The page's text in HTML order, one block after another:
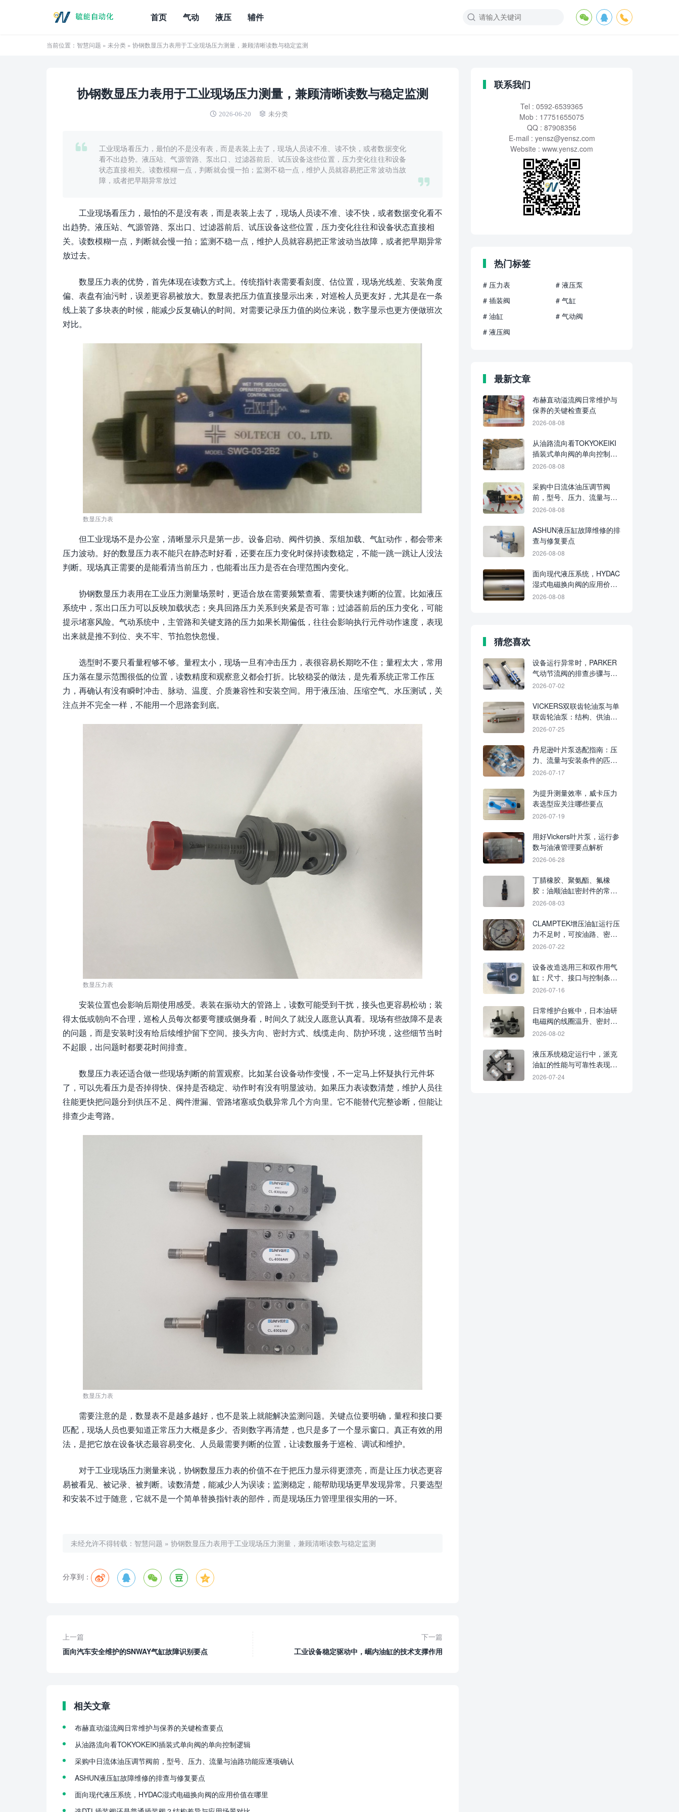
首页 气动 液压 辅件
当前位置： 智慧问题 » 未分类 » 协钢数显压力表用于工业现场压力测量，兼顾清晰读数与稳定监测
协钢数显压力表用于工业现场压力测量，兼顾清晰读数与稳定监测
2026-06-20 未分类
工业现场看压力，最怕的不是没有表，而是表装上去了，现场人员读不准、读不快，或者数据变化
看不出趋势。液压站、气源管路、泵出口、过滤器前后、试压设备这些位置，压力变化往往和设备
状态直接相关。读数模糊一点，判断就会慢一拍；监测不稳一点，维护人员就容易把正常波动当故
障，或者把早期异常放过
工业现场看压力，最怕的不是没有表，而是表装上去了，现场人员读不准、读不快，或者数据变化看不
出趋势。液压站、气源管路、泵出口、过滤器前后、试压设备这些位置，压力变化往往和设备状态直接相
关。读数模糊一点，判断就会慢一拍；监测不稳一点，维护人员就容易把正常波动当故障，或者把早期异常
放过去。
数显压力表的优势，首先体现在读数方式上。传统指针表需要看刻度、估位置，现场光线差、安装角度
偏、表盘有油污时，误差更容易被放大。数显表把压力值直接显示出来，对巡检人员更友好，尤其是在一条
线上装了多块表的时候，能减少反复确认的时间。对需要记录压力值的岗位来说，数字显示也更方便做班次
对比。
数显压力表
但工业现场不是办公室，清晰显示只是第一步。设备启动、阀件切换、泵组加载、气缸动作，都会带来
压力波动。好的数显压力表不能只在静态时好看，还要在压力变化时保持读数稳定，不能一跳一跳让人没法
判断。现场真正需要的是能看清当前压力，也能看出压力是否在合理范围内变化。
协钢数显压力表用在工业压力测量场景时，更适合放在需要频繁查看、需要快速判断的位置。比如液压
系统中，泵出口压力可以反映加载状态；夹具回路压力关系到夹紧是否可靠；过滤器前后的压力变化，可能
提示堵塞风险。气动系统中，主管路和关键支路的压力如果长期偏低，往往会影响执行元件动作速度，表现
出来就是推不到位、夹不牢、节拍忽快忽慢。
选型时不要只看量程够不够。量程太小，现场一旦有冲击压力，表很容易长期吃不住；量程太大，常用
压力落在显示范围很低的位置，读数精度和观察意义都会打折。比较稳妥的做法，是先看系统正常工作压
力，再确认有没有瞬时冲击、脉动、温度、介质兼容性和安装空间。用于液压油、压缩空气、水压测试，关
注点并不完全一样，不能用一个思路套到底。
数显压力表
安装位置也会影响后期使用感受。表装在振动大的管路上，读数可能受到干扰，接头也更容易松动；装
得太低或朝向不合理，巡检人员每次都要弯腰或侧身看，时间久了就没人愿意认真看。现场有些故障不是表
的问题，而是安装时没有给后续维护留下空间。接头方向、密封方式、线缆走向、防护环境，这些细节当时
不起眼，出问题时都要花时间排查。
数显压力表还适合做一些现场判断的前置观察。比如某台设备动作变慢，不一定马上怀疑执行元件坏
了，可以先看压力是否掉得快、保持是否稳定、动作时有没有明显波动。如果压力表读数清楚，维护人员往
往能更快把问题分到供压不足、阀件泄漏、管路堵塞或负载异常几个方向里。它不能替代完整诊断，但能让
排查少走弯路。
数显压力表
需要注意的是，数显表不是越多越好，也不是装上就能解决监测问题。关键点位要明确，量程和接口要
匹配，现场人员也要知道正常压力大概是多少。否则数字再清楚，也只是多了一个显示窗口。真正有效的用
法，是把它放在设备状态最容易变化、人员最需要判断的位置，让读数服务于巡检、调试和维护。
对于工业现场压力测量来说，协钢数显压力表的价值不在于把压力显示得更漂亮，而是让压力状态更容
易被看见、被记录、被判断。读数清楚，能减少人为误读；监测稳定，能帮助现场更早发现异常。只要选型
和安装不过于随意，它就不是一个简单替换指针表的部件，而是现场压力管理里很实用的一环。
未经允许不得转载： 智慧问题 » 协钢数显压力表用于工业现场压力测量，兼顾清晰读数与稳定监测
分享到：
上一篇
面向汽车安全维护的SNWAY气缸故障识别要点
下一篇
工业设备稳定驱动中，崛内油缸的技术支撑作用
相关文章
布赫直动溢流阀日常维护与保养的关键检查要点
从油路流向看TOKYOKEIKI插装式单向阀的单向控制逻辑
采购中日流体油压调节阀前，型号、压力、流量与油路功能应逐项确认
ASHUN液压缸故障维修的排查与修复要点
面向现代液压系统，HYDAC湿式电磁换向阀的应用价值在哪里
联系我们
Tel : 0592-6539365
Mob : 17751655075
QQ : 87908356
E-mail : yensz@yensz.com
Website : www.yensz.com
热门标签
# 压力表
# 液压泵
# 插装阀
# 气缸
# 油缸
# 气动阀
# 液压阀
最新文章
布赫直动溢流阀日常维护与
保养的关键检查要点
2026-08-08
从油路流向看TOKYOKEIKI
插装式单向阀的单向控制逻
辑
2026-08-08
采购中日流体油压调节阀
前，型号、压力、流量与油
路功能应逐项确认
2026-08-08
ASHUN液压缸故障维修的排
查与修复要点
2026-08-08
面向现代液压系统，HYDAC
湿式电磁换向阀的应用价值
在哪里
2026-08-08
猜您喜欢
设备运行异常时，PARKER
气动节流阀的排查步骤与维
护要点
2026-07-02
VICKERS双联齿轮油泵与单
联齿轮油泵：结构、供油回
路及适用工况对比
2026-07-25
丹尼逊叶片泵选配指南：压
力、流量与安装条件的匹配
要点
2026-07-17
为提升测量效率，威卡压力
表选型应关注哪些要点
2026-07-19
用好Vickers叶片泵，运行参
数与油液管理要点解析
2026-06-28
丁腈橡胶、聚氨酯、氟橡
胶：油顺油缸密封件的常用
材质说明
2026-08-03
CLAMPTEK增压油缸运行压
力不足时，可按油路、密封
与增压结构逐项排查
2026-07-22
设备改造选用三和双作用气
缸：尺寸、接口与控制条件
如何核对
2026-07-16
日常维护台账中，日本油研
电磁阀的线圈温升、密封状
态与油液污染如何记录
2026-08-02
液压系统稳定运行中，派克
油缸的性能与可靠性表现如
何
2026-07-24